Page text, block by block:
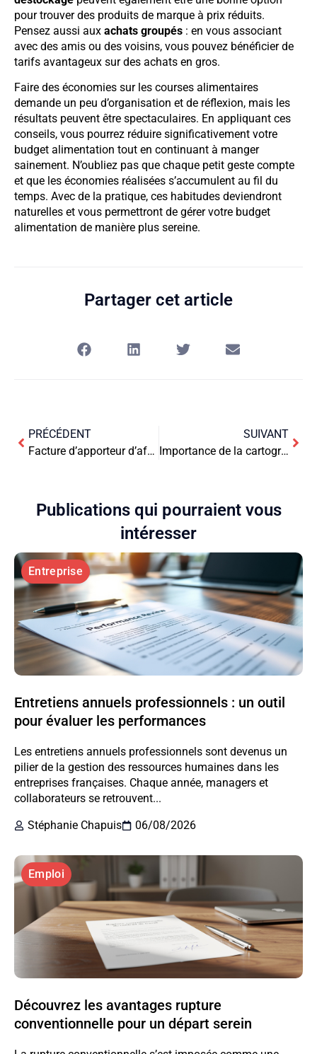
pour trouver des produits de marque à prix réduits.
Pensez aussi aux achats groupés : en vous associant
avec des amis ou des voisins, vous pouvez bénéficier de
tarifs avantageux sur des achats en gros.
Faire des économies sur les courses alimentaires
demande un peu d’organisation et de réflexion, mais les
résultats peuvent être spectaculaires. En appliquant ces
conseils, vous pourrez réduire significativement votre
budget alimentation tout en continuant à manger
sainement. N’oubliez pas que chaque petit geste compte
et que les économies réalisées s’accumulent au fil du
temps. Avec de la pratique, ces habitudes deviendront
naturelles et vous permettront de gérer votre budget
alimentation de manière plus sereine.
Partager cet article
PRÉCÉDENT
Facture d’apporteur d’affaires
SUIVANT
Importance de la cartographie SI dans la cybersécurité
Publications qui pourraient vous
intéresser
Entreprise
Entretiens annuels professionnels : un outil
pour évaluer les performances
Les entretiens annuels professionnels sont devenus un
pilier de la gestion des ressources humaines dans les
entreprises françaises. Chaque année, managers et
collaborateurs se retrouvent...
Stéphanie Chapuis
06/08/2026
Emploi
Découvrez les avantages rupture
conventionnelle pour un départ serein